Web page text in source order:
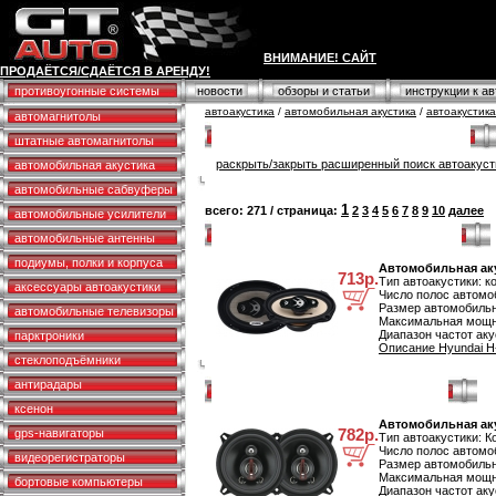
ВНИМАНИЕ! САЙТ
ПРОДАЁТСЯ/СДАЁТСЯ В АРЕНДУ!
противоугонные системы
новости обзоры и статьи
инструкции к
автомагнитолы
штатные автомагнитолы
автомобильная акустика
автомобильные сабвуферы
автомобильные усилители
автомобильные антенны
подиумы, полки и корпуса
аксессуары автоакустики
автомобильные телевизоры
парктроники
стеклоподъёмники
антирадары
ксенон
gps-навигаторы
видеорегистраторы
бортовые компьютеры
автоакустика / автомобильная акустика /
раскрыть/закрыть расширенный поиск
всего: 271 / страница: 1 2 3 4 5 6 7 8 9 10 далее
713р.
Автомобильная
Тип автоакустики:
Число полос
Размер
Максимальная
Диапазон частот
Описание Hyundai
782р.
Автомобильная
Тип автоакустики:
Число полос
Размер
Максимальная
Диапазон частот